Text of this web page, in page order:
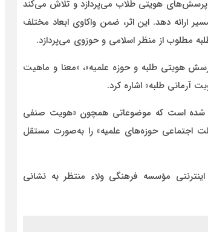
پرسش‌های هویتی طلاب می‌پردازد و تلاش می‌کند
ارائه دهد. این اثر، ضمن واکاوی ابعاد مختلف
مطلوب از منظر اسلامی و حوزوی می‌پردازد.
هویتی طلبه و حوزه علمیه»، «معنا و ماهیت
آرمانی طلبه» اشاره کرد.
شده است که موضوعاتی همچون «هویت صنفی
اجتماعی حوزه‌های علمیه» را به‌صورت مستقل
مؤسسه فرهنگی ولاء منتظر به نشانی